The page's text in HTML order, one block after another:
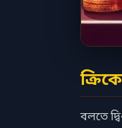
বলতে